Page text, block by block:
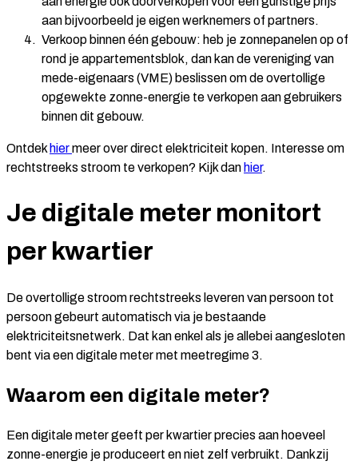
aan bijvoorbeeld je eigen werknemers of partners.
Verkoop binnen één gebouw: heb je zonnepanelen op of
rond je appartementsblok, dan kan de vereniging van
mede-eigenaars (VME) beslissen om de overtollige
opgewekte zonne-energie te verkopen aan gebruikers
binnen dit gebouw.
Ontdek hiermeer over direct elektriciteit kopen. Interesse om
rechtstreeks stroom te verkopen? Kijk dan hier.
Je digitale meter monitort
per kwartier
De overtollige stroom rechtstreeks leveren van persoon tot
persoon gebeurt automatisch via je bestaande
elektriciteitsnetwerk. Dat kan enkel als je allebei aangesloten
bent via een digitale meter met meetregime 3.
Waarom een digitale meter?
Een digitale meter geeft per kwartier precies aan hoeveel
zonne-energie je produceert en niet zelf verbruikt. Dankzij